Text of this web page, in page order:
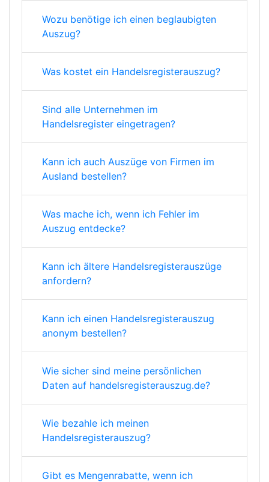
Wozu benötige ich einen beglaubigten
Auszug?
Was kostet ein Handelsregisterauszug?
Sind alle Unternehmen im
Handelsregister eingetragen?
Kann ich auch Auszüge von Firmen im
Ausland bestellen?
Was mache ich, wenn ich Fehler im
Auszug entdecke?
Kann ich ältere Handelsregisterauszüge
anfordern?
Kann ich einen Handelsregisterauszug
anonym bestellen?
Wie sicher sind meine persönlichen
Daten auf handelsregisterauszug.de?
Wie bezahle ich meinen
Handelsregisterauszug?
Gibt es Mengenrabatte, wenn ich